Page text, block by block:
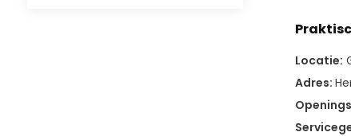
Locatie:
Adres: